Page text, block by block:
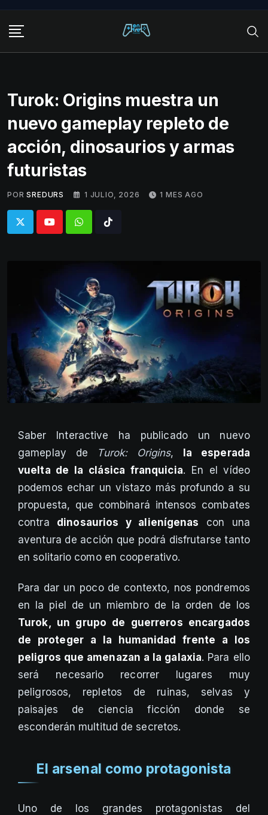
content
Turok: Origins muestra un
nuevo gameplay repleto de
acción, dinosaurios y armas
futuristas
POR SREDURS 1 JULIO, 2026 1 MES AGO
WhatsappTiktok
Saber Interactive ha publicado un nuevo
gameplay de
Turok: Origins,
la esperada
vuelta de la clásica franquicia. En el vídeo
podemos echar un vistazo más profundo a su
propuesta, que combinará intensos combates
contra dinosaurios y alienígenas con una
aventura de acción que podrá disfrutarse tanto
en solitario como en cooperativo.
Para dar un poco de contexto, nos pondremos
en la piel de un miembro de la orden de los
Turok, un grupo de guerreros encargados
de proteger a la humanidad frente a los
peligros que amenazan a la galaxia. Para ello
será necesario recorrer lugares muy
peligrosos, repletos de ruinas, selvas y
paisajes de ciencia ficción donde se
esconderán multitud de secretos.
El arsenal como protagonista
Uno de los grandes protagonistas del